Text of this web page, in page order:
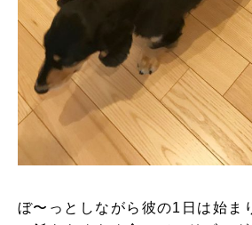
ぼ〜っとしながら彼の1日は始ま